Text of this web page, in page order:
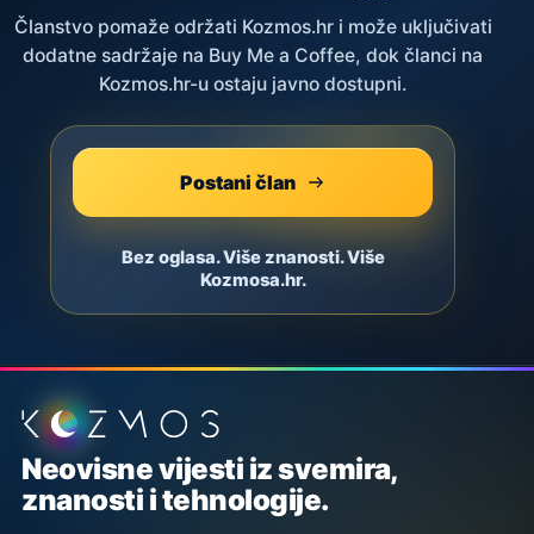
Članstvo pomaže održati Kozmos.hr i može uključivati
dodatne sadržaje na Buy Me a Coffee, dok članci na
Kozmos.hr-u ostaju javno dostupni.
Postani član
Bez oglasa. Više znanosti. Više
Kozmosa.hr.
Podnožje stranice
Neovisne vijesti iz svemira,
znanosti i tehnologije.